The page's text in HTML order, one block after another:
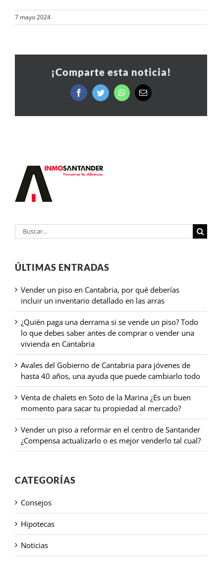
7 mayo 2024
¡Comparte esta noticia!
FacebookTwitter WhatsAppCorreo
electrónico
Buscar:
ÚLTIMAS ENTRADAS
Vender un piso en Cantabria, por qué deberías
incluir un inventario detallado en las arras
¿Quién paga una derrama si se vende un piso? Todo
lo que debes saber antes de comprar o vender una
vivienda en Cantabria
Avales del Gobierno de Cantabria para jóvenes de
hasta 40 años, una ayuda que puede cambiarlo todo
Venta de chalets en Soto de la Marina ¿Es un buen
momento para sacar tu propiedad al mercado?
Vender un piso a reformar en el centro de Santander
¿Compensa actualizarlo o es mejor venderlo tal cual?
CATEGORÍAS
Consejos
Hipotecas
Noticias